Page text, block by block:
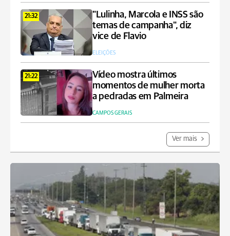
21:32
"Lulinha, Marcola e INSS são
temas de campanha", diz
vice de Flavio
ELEIÇÕES
21:22
Vídeo mostra últimos
momentos de mulher morta
a pedradas em Palmeira
CAMPOS GERAIS
Ver mais